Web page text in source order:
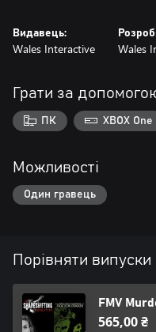
Видавець:
Wales Interactive Wales
Грати за
ПК XBOX One
Можливості
Один гравець
Порівняти випуски
FMV
565,00 ₴